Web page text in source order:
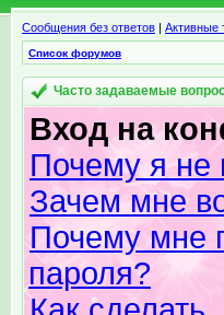
Сообщения без ответов | Активные
Список форумов
Часто задаваемые
Вход на
Почему я не
Зачем мне
Почему мне
пароля?